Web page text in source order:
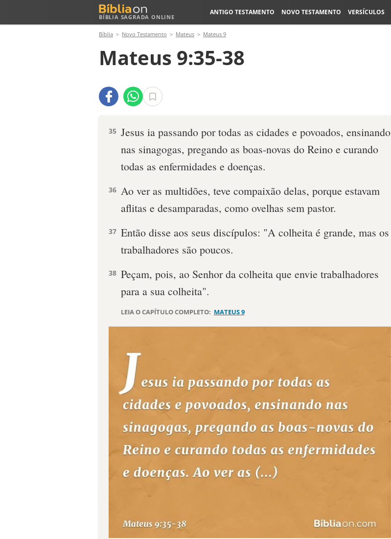
BÍBLIA SAGRADA ONLINE
ANTIGO TESTAMENTO NOVO TESTAMENTO VERSÍCULOS
Bíblia Novo Testamento Mateus Mateus 9
Mateus 9:35-38
35 Jesus ia passando por todas as cidades e povoados, ensinando
nas sinagogas, pregando as boas-novas do Reino e curando
todas as enfermidades e doenças.
36 Ao ver as multidões, teve compaixão delas, porque estavam
aflitas e desamparadas, como ovelhas sem pastor.
37 Então disse aos seus discípulos: "A colheita é grande, mas os
trabalhadores são poucos.
38 Peçam, pois, ao Senhor da colheita que envie trabalhadores
para a sua colheita".
LEIA O CAPÍTULO COMPLETO: MATEUS 9